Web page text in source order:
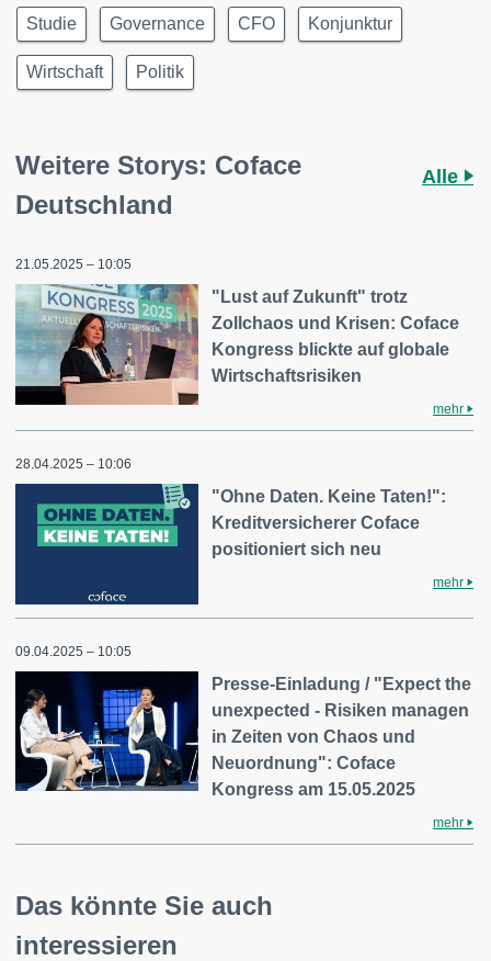
Studie Governance CFO Konjunktur
Wirtschaft Politik
Weitere Storys: Coface
Deutschland
Alle
21.05.2025 – 10:05
"Lust auf Zukunft" trotz
Zollchaos und Krisen: Coface
Kongress blickte auf globale
Wirtschaftsrisiken
mehr
28.04.2025 – 10:06
"Ohne Daten. Keine Taten!":
Kreditversicherer Coface
positioniert sich neu
mehr
09.04.2025 – 10:05
Presse-Einladung / "Expect the
unexpected - Risiken managen
in Zeiten von Chaos und
Neuordnung": Coface
Kongress am 15.05.2025
mehr
Das könnte Sie auch
interessieren